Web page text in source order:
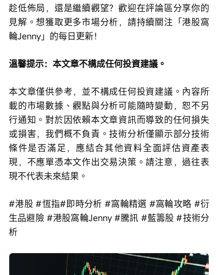
趁低佈局，還是繼續觀望？歡迎在評論區分享你的
見解。想獲取更多市場分析，請持續關注「港股窩
輪Jenny」的每日更新！
溫馨提示：本文章不構成任何投資建議。
本文章僅供參考，並不構成任何投資建議。內容所
載的市場數據、觀點與分析可能隨時變動，恕不另
行通知。對於因依賴本文章資訊而導致的任何損失
或損害，我們概不負責。技術分析僅顯示部分技術
條件是否滿足，應結合其他資料全面評估資產表
現，不應單憑本文作出交易決策。請注意，過往表
現不代表未來結果。
#港股 #恆指#即時分析 #窩輪精選 #窩輪攻略 #衍
生品避險 #港股窩輪Jenny #騰訊 #藍籌股 #技術分
析